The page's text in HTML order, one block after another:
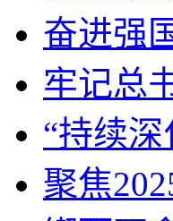
奋进强
牢记总
“持续深
聚焦